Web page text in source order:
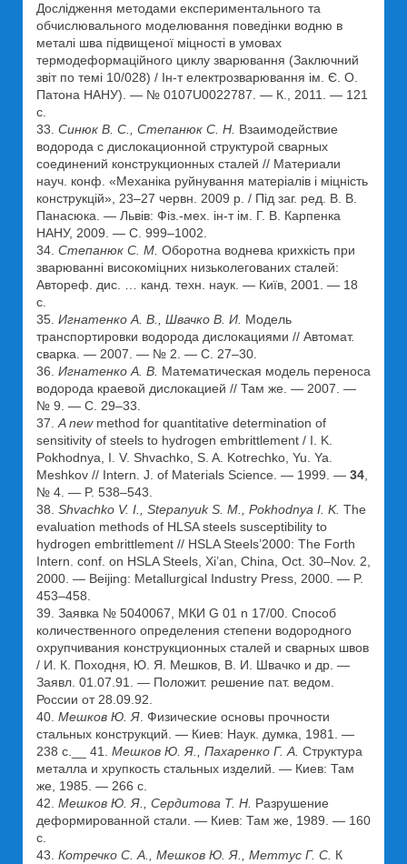
Дослідження методами експериментального та
обчислювального моделювання поведінки водню в
металі шва підвищеної міцності в умовах
термодеформаційного циклу зварювання (Заключний
звіт по темі 10/028) / Ін-т електрозварювання ім. Є. О.
Патона НАНУ). — № 0107U0022787. — К., 2011. — 121
с.
33. Синюк В. С., Степанюк С. Н. Взаимодействие
водорода с дислокационной структурой сварных
соединений конструкционных сталей // Материали
науч. конф. «Механіка руйнування матеріалів і міцність
конструкцій», 23–27 червн. 2009 р. / Під заг. ред. В. В.
Панасюка. — Львів: Фіз.-мех. ін-т ім. Г. В. Карпенка
НАНУ, 2009. — С. 999–1002.
34. Степанюк С. М. Оборотна воднева крихкість при
зварюванні високоміцних низьколегованих сталей:
Автореф. дис. … канд. техн. наук. — Київ, 2001. — 18
с.
35. Игнатенко А. В., Швачко В. И. Модель
транспортировки водорода дислокациями // Автомат.
сварка. — 2007. — № 2. — С. 27–30.
36. Игнатенко А. В. Математическая модель переноса
водорода краевой дислокацией // Там же. — 2007. —
№ 9. — С. 29–33.
37. A new method for quantitative determination of
sensitivity of steels to hydrogen embrittlement / I. K.
Pokhodnya, I. V. Shvachko, S. A. Kotrechko, Yu. Ya.
Meshkov // Intern. J. of Materials Science. — 1999. — 34
№ 4. — P. 538–543.
38. Shvachko V. I., Stepanyuk S. M., Pokhodnya I. K. The
evaluation methods of HLSA steels susceptibility to
hydrogen embrittlement // HSLA Steels’2000: The Forth
Intern. conf. on HSLA Steels, Xi’an, China, Oct. 30–Nov. 2,
2000. — Beijing: Metallurgical Industry Press, 2000. — P.
453–458.
39. Заявка № 5040067, МКИ G 01 n 17/00. Способ
количественного определения степени водородного
охрупчивания конструкционных сталей и сварных швов
/ И. К. Походня, Ю. Я. Мешков, В. И. Швачко и др. —
Заявл. 01.07.91. — Положит. решение пат. ведом.
России от 28.09.92.
40. Мешков Ю. Я . Физические основы прочности
стальных конструкций. — Киев: Наук. думка, 1981. —
238 с.__ 41. Мешков Ю. Я., Пахаренко Г. А. Структура
металла и хрупкость стальных изделий. — Киев: Там
же, 1985. — 266 с.
42. Мешков Ю. Я., Сердитова Т. Н. Разрушение
деформированной стали. — Киев: Там же, 1989. — 160
с.
43. Котречко С. А., Мешков Ю. Я., Меттус Г. С. К